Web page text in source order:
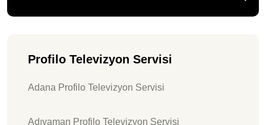
Profilo Televizyon Servisi
Adana Profilo Televizyon Servisi
Adıyaman Profilo Televizyon Servisi